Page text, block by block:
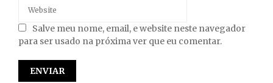
Salve meu nome, email, e website neste navegador
para ser usado na próxima ver que eu comentar.